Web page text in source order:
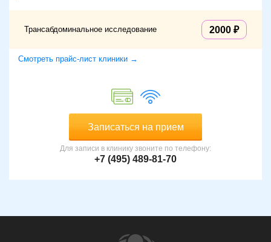
Трансабдоминальное исследование 2000
Смотреть прайс-лист клиники →
Записаться на прием
Для записи в клинику звоните по телефону:
+7 (495) 489-81-70